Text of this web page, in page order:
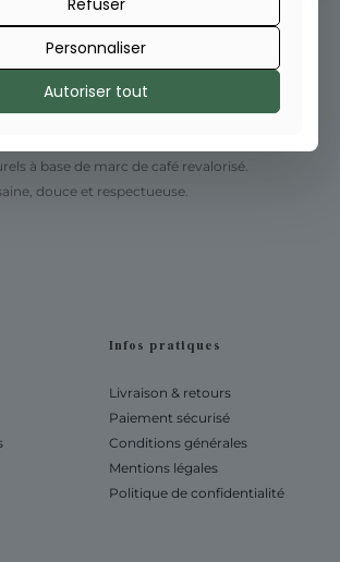
à base de marc de café revalorisé.
douce et respectueuse.
Infos pratiques
Livraison & retours
Paiement sécurisé
Conditions générales
Mentions légales
Politique de confidentialité
Refuser
Personnaliser
Autoriser tout